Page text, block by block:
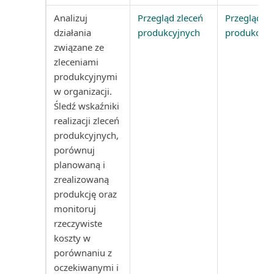
Używanie VAT niepodlegającego
odliczeniu
Waluty w Business Central
Wbudowane raporty finansowe
w Business Central
Wbudowane raporty rachunku
kosztów w Business C...
Wbudowane raporty VAT w
Business Central
Wiekowanie należności (z datą
wsteczną)
Projekty wg nabywców (raport)
Przedmiot serwisu: Zużycie
zasobów (raport)
Przedmioty serwisu (raport)
Przedmioty serwisu bez
gwarancji (raport)
Przedpłacone zapisy kontraktu
(raport)
Płatności wstrzymane (raport)
Rachunek przepływów
pieniężnych (raport)
Analizuj
działania
związane ze
zleceniami
produkcyjnymi
w organizacji.
Śledź wskaźniki
realizacji zleceń
produkcyjnych,
porównuj
planowaną i
zrealizowaną
produkcję oraz
monitoruj
rzeczywiste
koszty w
porównaniu z
oczekiwanymi i
Przegląd zleceń
produkcyjnych
Przegląd